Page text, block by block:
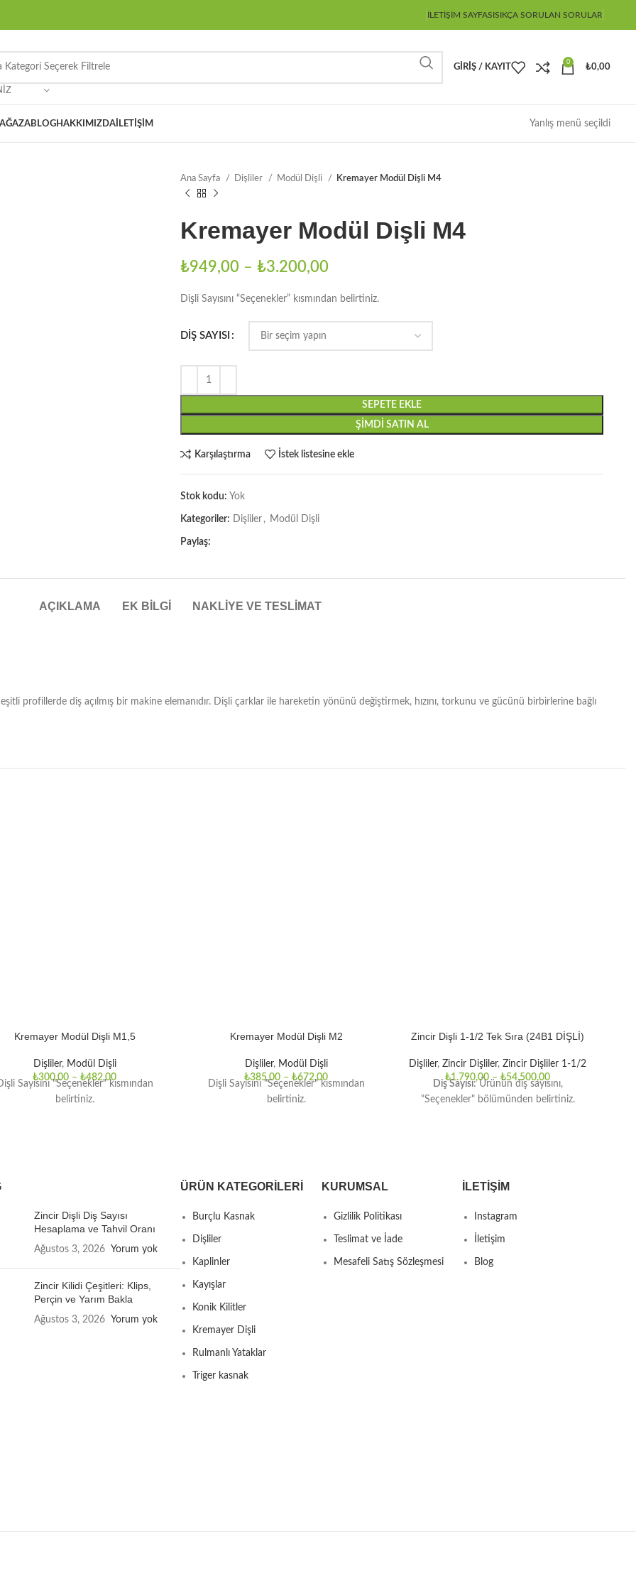
İLETIŞIM SAYFASISIKÇA SORULAN SORULAR
GIRIŞ / KAYIT
0
₺0,00
BLOGHAKKIMIZDA İLETIŞIM Yanlış menü seçildi
Ana Sayfa Dişliler Modül Dişli Kremayer Modül Dişli M4
Kremayer Modül Dişli M4
₺949,00 – ₺3.200,00
Dişli Sayısını “Seçenekler” kısmından belirtiniz.
DIŞ SAYISI
SEPETE EKLE
ŞIMDI SATIN AL
Karşılaştırma İstek listesine ekle
Stok kodu: Yok
Kategoriler: Dişliler , Modül Dişli
Paylaş:
AÇIKLAMA EK BILGI NAKLIYE VE TESLIMAT
profillerde diş açılmış bir makine elemanıdır. Dişli çarklar ile hareketin yönünü değiştirmek, hızını, torkunu ve gücünü birbirlerine bağlı
Kremayer Modül Dişli M1,5
Dişliler, Modül Dişli
₺300,00 – ₺482,00
Sayısını "Seçenekler" kısmından
belirtiniz.
Kremayer Modül Dişli M2
Dişliler, Modül Dişli
₺385,00 – ₺672,00
Dişli Sayısını "Seçenekler" kısmından
belirtiniz.
Zincir Dişli 1-1/2 Tek Sıra (24B1 DİŞLİ)
Dişliler, Zincir Dişliler, Zincir Dişliler 1-1/2
₺1.790,00 – ₺54.500,00
Diş Sayısı: Ürünün diş sayısını,
"Seçenekler" bölümünden belirtiniz.
Zincir Dişli Diş Sayısı
Hesaplama ve Tahvil Oranı
Ağustos 3, 2026 Yorum yok
Zincir Kilidi Çeşitleri: Klips,
Perçin ve Yarım Bakla
Ağustos 3, 2026 Yorum yok
ÜRÜN KATEGORILERI
Burçlu Kasnak
Dişliler
Kaplinler
Kayışlar
Konik Kilitler
Kremayer Dişli
Rulmanlı Yataklar
Triger kasnak
KURUMSAL
Gizlilik Politikası
Teslimat ve İade
Mesafeli Satış Sözleşmesi
İLETIŞIM
Instagram
İletişim
Blog